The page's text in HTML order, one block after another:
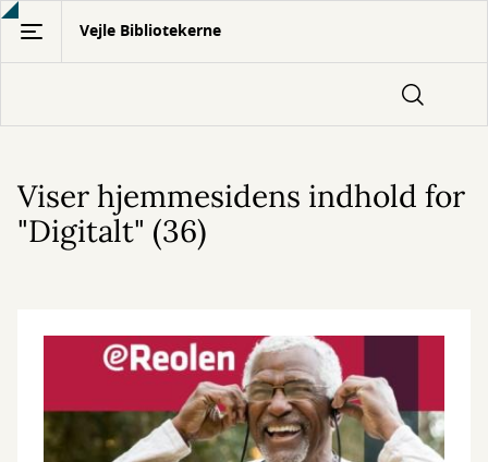
Gå
hovedindhold
Vejle Bibliotekerne
Viser hjemmesidens indhold for
"Digitalt" (36)